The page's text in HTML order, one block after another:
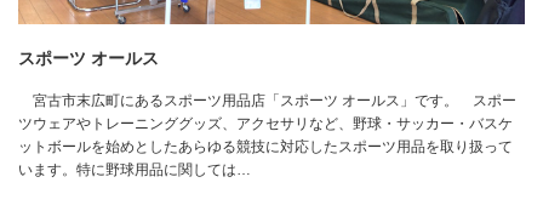
スポーツ オールス
宮古市末広町にあるスポーツ用品店「スポーツ オールス」です。 スポー
ツウェアやトレーニンググッズ、アクセサリなど、野球・サッカー・バスケ
ットボールを始めとしたあらゆる競技に対応したスポーツ用品を取り扱って
います。特に野球用品に関しては…